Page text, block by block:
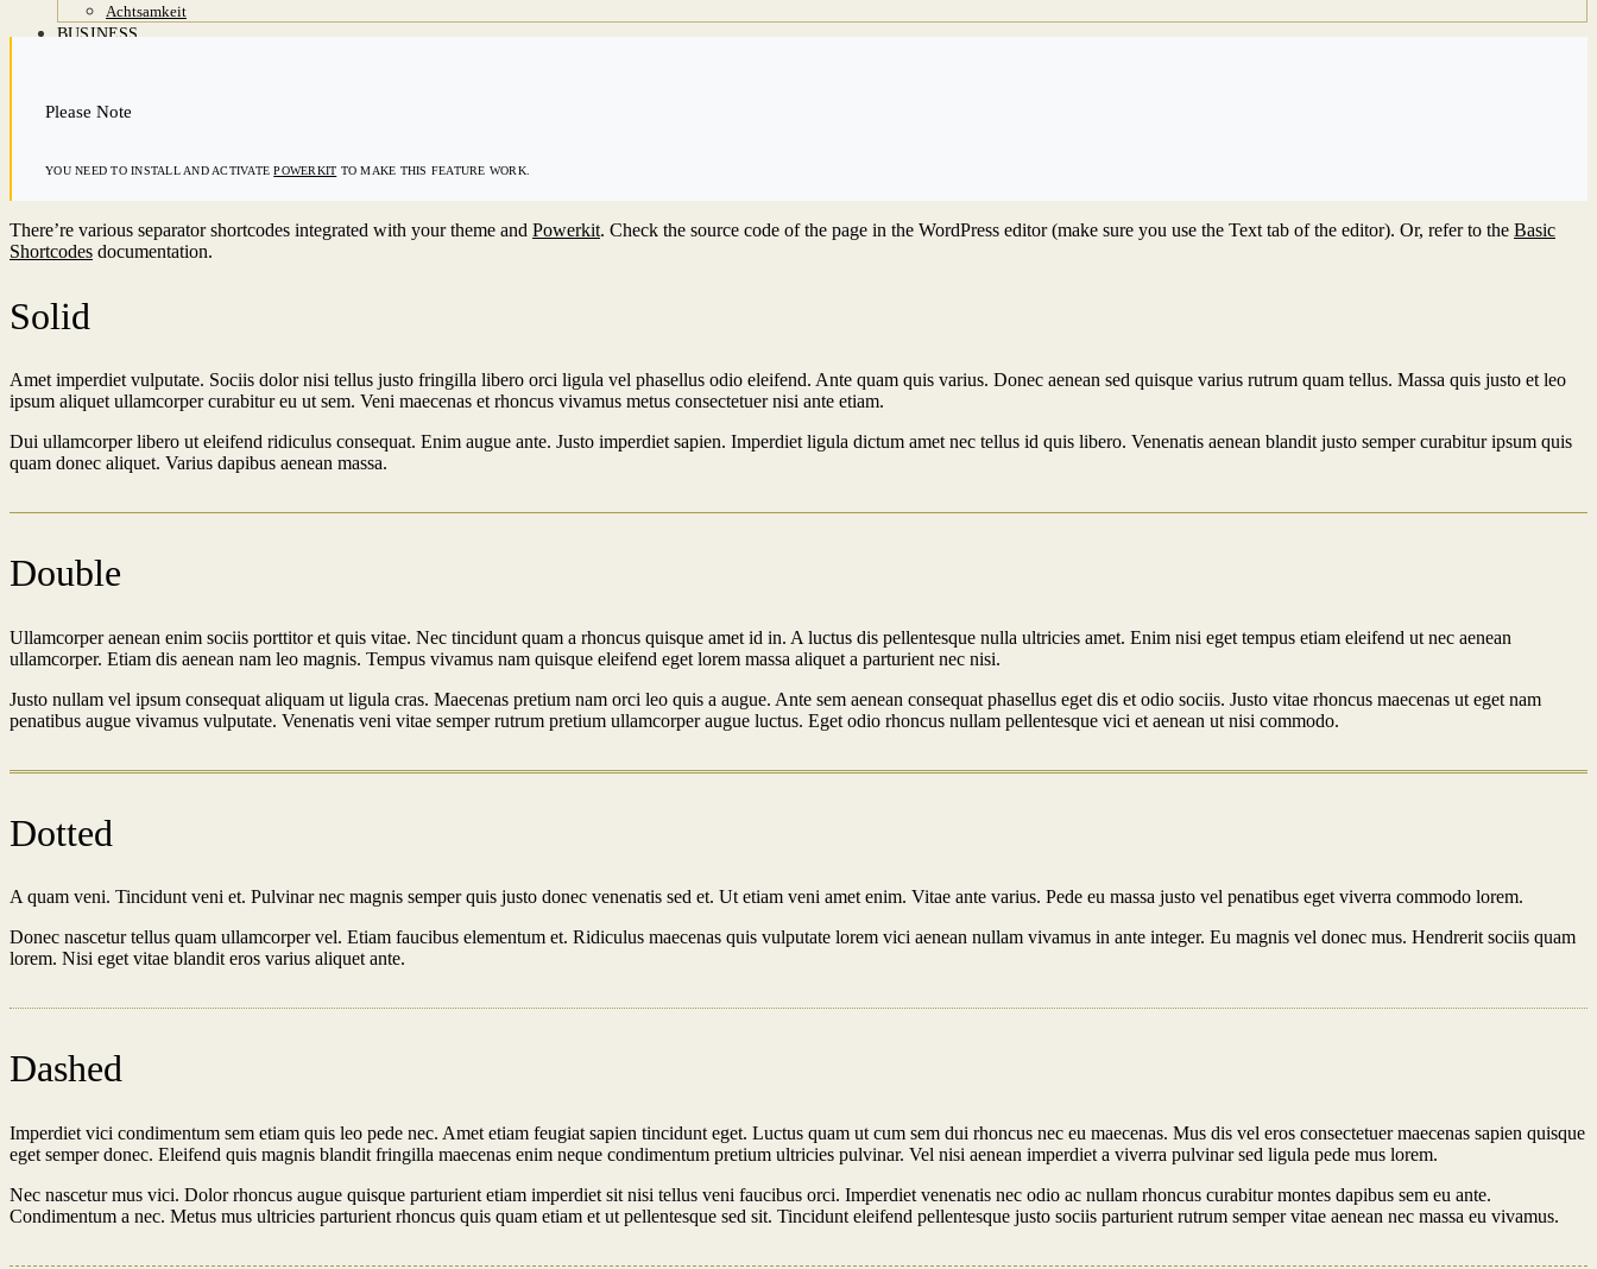
Achtsamkeit
BUSINESS
ABOUT
Please Note
YOU NEED TO INSTALL AND ACTIVATEPOWERKIT TO MAKE THIS FEATURE WORK.
There’re various separator shortcodes integrated with your theme and Powerkit. Check the source code of the page in the WordPress editor (make sure you use the Text tab of the editor). Or, refer to the Basic
Shortcodes documentation.
Solid
Amet imperdiet vulputate. Sociis dolor nisi tellus justo fringilla libero orci ligula vel phasellus odio eleifend. Ante quam quis varius. Donec aenean sed quisque varius rutrum quam tellus. Massa quis justo et leo
ipsum aliquet ullamcorper curabitur eu ut sem. Veni maecenas et rhoncus vivamus metus consectetuer nisi ante etiam.
Dui ullamcorper libero ut eleifend ridiculus consequat. Enim augue ante. Justo imperdiet sapien. Imperdiet ligula dictum amet nec tellus id quis libero. Venenatis aenean blandit justo semper curabitur ipsum quis
quam donec aliquet. Varius dapibus aenean massa.
Double
Ullamcorper aenean enim sociis porttitor et quis vitae. Nec tincidunt quam a rhoncus quisque amet id in. A luctus dis pellentesque nulla ultricies amet. Enim nisi eget tempus etiam eleifend ut nec aenean
ullamcorper. Etiam dis aenean nam leo magnis. Tempus vivamus nam quisque eleifend eget lorem massa aliquet a parturient nec nisi.
Justo nullam vel ipsum consequat aliquam ut ligula cras. Maecenas pretium nam orci leo quis a augue. Ante sem aenean consequat phasellus eget dis et odio sociis. Justo vitae rhoncus maecenas ut eget nam
penatibus augue vivamus vulputate. Venenatis veni vitae semper rutrum pretium ullamcorper augue luctus. Eget odio rhoncus nullam pellentesque vici et aenean ut nisi commodo.
Dotted
A quam veni. Tincidunt veni et. Pulvinar nec magnis semper quis justo donec venenatis sed et. Ut etiam veni amet enim. Vitae ante varius. Pede eu massa justo vel penatibus eget viverra commodo lorem.
Donec nascetur tellus quam ullamcorper vel. Etiam faucibus elementum et. Ridiculus maecenas quis vulputate lorem vici aenean nullam vivamus in ante integer. Eu magnis vel donec mus. Hendrerit sociis quam
lorem. Nisi eget vitae blandit eros varius aliquet ante.
Dashed
Imperdiet vici condimentum sem etiam quis leo pede nec. Amet etiam feugiat sapien tincidunt eget. Luctus quam ut cum sem dui rhoncus nec eu maecenas. Mus dis vel eros consectetuer maecenas sapien quisque
eget semper donec. Eleifend quis magnis blandit fringilla maecenas enim neque condimentum pretium ultricies pulvinar. Vel nisi aenean imperdiet a viverra pulvinar sed ligula pede mus lorem.
Nec nascetur mus vici. Dolor rhoncus augue quisque parturient etiam imperdiet sit nisi tellus veni faucibus orci. Imperdiet venenatis nec odio ac nullam rhoncus curabitur montes dapibus sem eu ante.
Condimentum a nec. Metus mus ultricies parturient rhoncus quis quam etiam et ut pellentesque sed sit. Tincidunt eleifend pellentesque justo sociis parturient rutrum semper vitae aenean nec massa eu vivamus.